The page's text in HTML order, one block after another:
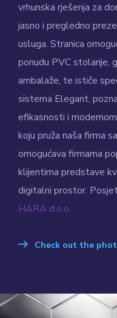
vrhunska rješenja za
jasno i pregledno
usluga. Stranica
ponudu PVC stolarije,
ambalaže, te ističe
sistema Elegant,
efikasnosti i
koju pruža naša firma
omogućava firmama
klijentima predstave
digitalni prostor.
HARA d.o.o.
Check out the